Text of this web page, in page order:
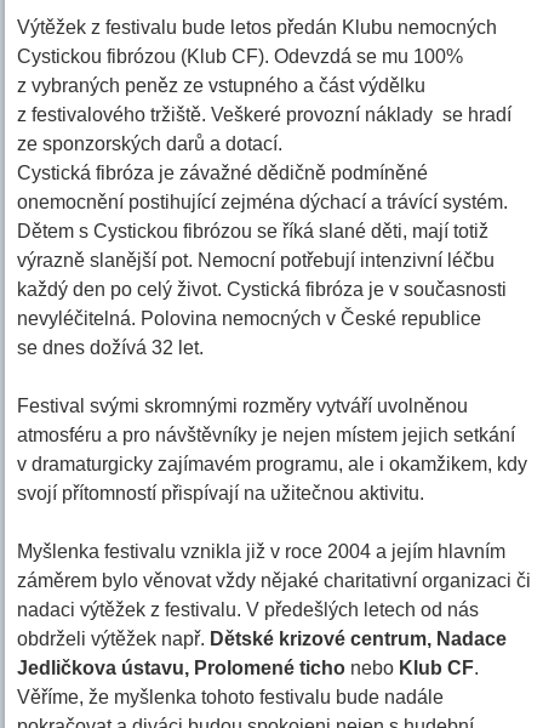
Výtěžek z festivalu bude letos předán Klubu nemocných
Cystickou fibrózou (Klub CF). Odevzdá se mu 100%
z vybraných peněz ze vstupného a část výdělku
z festivalového tržiště. Veškeré provozní náklady se hradí
ze sponzorských darů a dotací.
Cystická fibróza je závažné dědičně podmíněné
onemocnění postihující zejména dýchací a trávící systém.
Dětem s Cystickou fibrózou se říká slané děti, mají totiž
výrazně slanější pot. Nemocní potřebují intenzivní léčbu
každý den po celý život. Cystická fibróza je v současnosti
nevyléčitelná. Polovina nemocných v České republice
se dnes dožívá 32 let.
Festival svými skromnými rozměry vytváří uvolněnou
atmosféru a pro návštěvníky je nejen místem jejich setkání
v dramaturgicky zajímavém programu, ale i okamžikem, kdy
svojí přítomností přispívají na užitečnou aktivitu.
Myšlenka festivalu vznikla již v roce 2004 a jejím hlavním
záměrem bylo věnovat vždy nějaké charitativní organizaci či
nadaci výtěžek z festivalu. V předešlých letech od nás
obdrželi výtěžek např. Dětské krizové centrum, Nadace
Jedličkova ústavu, Prolomené ticho nebo Klub CF.
Věříme, že myšlenka tohoto festivalu bude nadále